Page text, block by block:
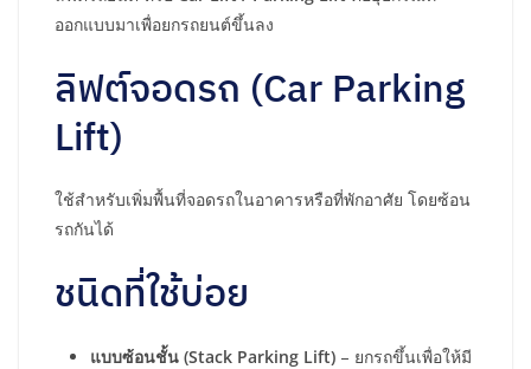
ออกแบบมาเพื่อยกรถยนต์ขึ้นลง
ลิฟต์จอดรถ (Car Parking
Lift)
ใช้สำหรับเพิ่มพื้นที่จอดรถในอาคารหรือที่พักอาศัย โดยซ้อน
รถกันได้
ชนิดที่ใช้บ่อย
แบบซ้อนชั้น (Stack Parking Lift) – ยกรถขึ้นเพื่อให้มี